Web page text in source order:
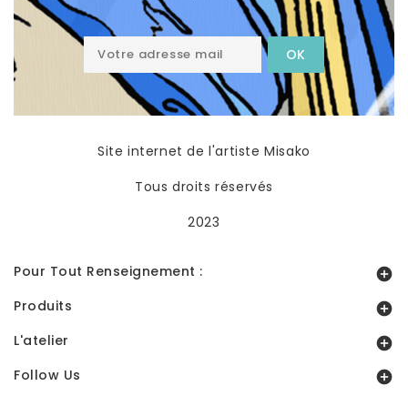
Site internet de l'artiste Misako
Tous droits réservés
2023
Pour Tout Renseignement :

Produits

L'atelier

Follow Us
